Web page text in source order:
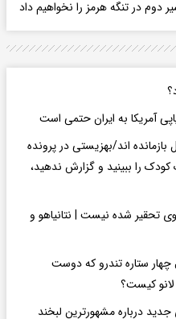
در تنگه هرمز را نخواهیم داد
آمریکا به ایران حتمی است
اند/بهزیستی در پرونده
را ببینید و گزارش ندهید،
تحقیر شده نیست | نتانیاهو و
چهار ستاره تندرو که دوست
کیست؟
جدید درباره مشهورترین لبخند